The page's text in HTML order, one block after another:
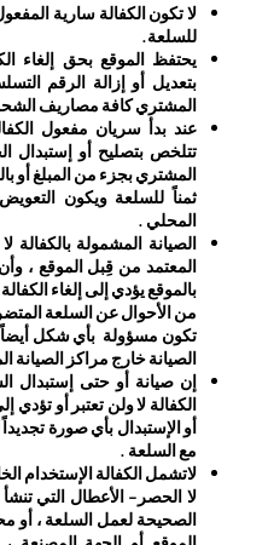
لا تكون الكفالة سارية
للسلعة.
يحتفظ الموقع بحق إلغاء
بتعديل أو إزالة الرقم
المشتري كافة مصاريف
عند بدأ سريان مفعول
تتلخص بتصليح أو إستبدال
المشتري بجزء من المبلغ أو
ثمناً للسلعة ويكون
المحلي .
الصيانة المشمولة
المعتمد من قِبل الموقع ،
بالموقع يؤدي إلى إلغاء
من الأحوال عن السلعة
تكون مسؤولة بأي شكل أيضاً
الصيانة خارج مراكز الصيانة
إن صيانة أو حتى إستبدال
الكفالة لا ولن تعتبر أو تؤدي
أو الإستبدال بأي صورة
مع السلعة .
لاتشمل الكفالة الإستخدام
لا الحصر- الأعطال التي
الصحيحة لعمل السلعة ، أو